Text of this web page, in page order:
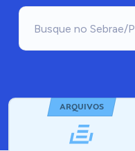
ARQUIVOS